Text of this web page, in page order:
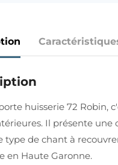
huisserie 72 Robin,
Il présente une
type de chant à
en Haute Garonne.